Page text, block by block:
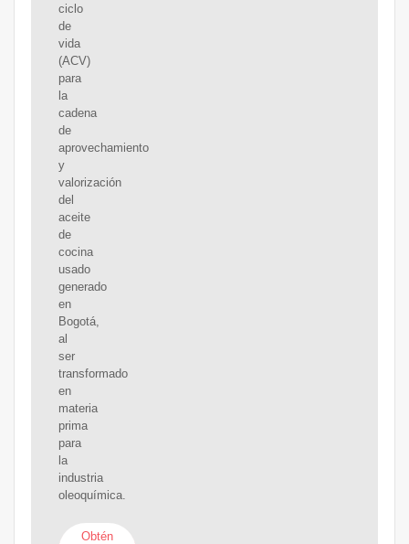
ciclo
de
vida
(ACV)
para
la
cadena
de
aprovechamiento
y
valorización
del
aceite
de
cocina
usado
generado
en
Bogotá,
al
ser
transformado
en
materia
prima
para
la
industria
oleoquímica.
Obtén